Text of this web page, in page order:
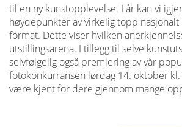
til en ny kunstopplevelse. I år kan vi
høydepunkter av virkelig topp
format. Dette viser hvilken
utstillingsarena. I tillegg til selve
selvfølgelig også premiering av vår
fotokonkurransen lørdag 14. oktober
være kjent for dere gjennom mange